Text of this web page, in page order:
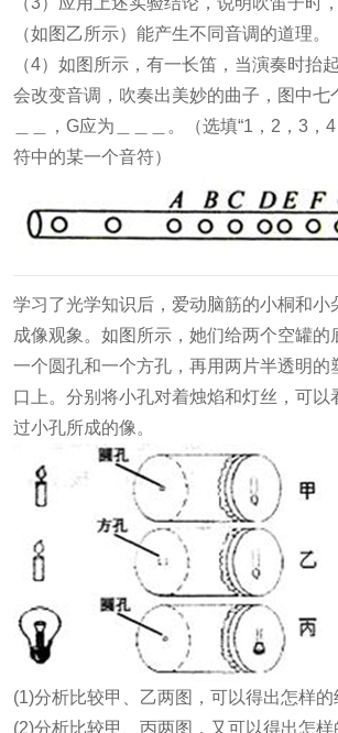
（如图乙所示）能产生不同音调的道理。
（4）如图所示，有一长笛，当演奏时抬
会改变音调，吹奏出美妙的曲子，图中七
＿＿，G应为＿＿＿。（选填“1，2，3，
符中的某一个音符）
学习了光学知识后，爱动脑筋的小桐和小
成像观象。如图所示，她们给两个空罐的
一个圆孔和一个方孔，再用两片半透明的
口上。分别将小孔对着烛焰和灯丝，可以
过小孔所成的像。
(1)分析比较甲、乙两图，可以得出怎样的
(2)分析比较甲、丙两图，又可以得出怎